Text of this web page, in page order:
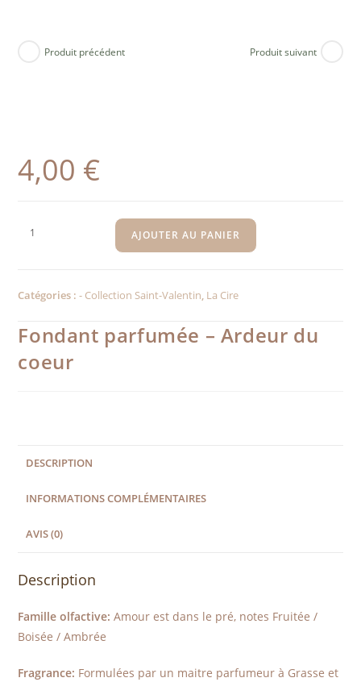
Produit précédent Produit suivant
4,00 €
AJOUTER AU PANIER
Catégories :- Collection Saint-Valentin, La Cire
Fondant parfumée – Ardeur du
coeur
DESCRIPTION
INFORMATIONS COMPLÉMENTAIRES
AVIS (0)
Description
Famille olfactive:Amour est dans le pré, notes Fruitée /
Boisée / Ambrée
Fragrance: Formulées par un maitre parfumeur à Grasse et